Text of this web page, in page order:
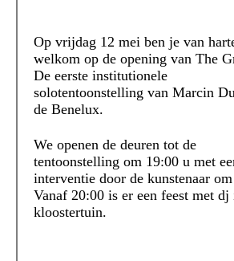
Op vrijdag 12 mei ben je van
welkom op de opening van The
De eerste institutionele
solotentoonstelling van Marcin
de Benelux.
We openen de deuren tot de
tentoonstelling om 19:00 u met
interventie door de kunstenaar
Vanaf 20:00 is er een feest met dj
kloostertuin.